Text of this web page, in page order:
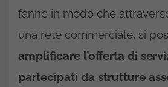
fanno in modo che
una rete commerciale, si
amplificare l’offerta di
partecipati da strutture